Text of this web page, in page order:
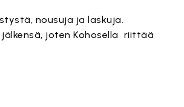
nousuja ja laskuja.
joten Kohosella riittää